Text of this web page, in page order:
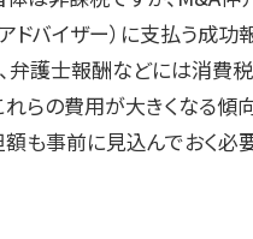
ドバイザー）に支払う成功
弁護士報酬などには消費税
らの費用が大きくなる傾
も事前に見込んでおく必